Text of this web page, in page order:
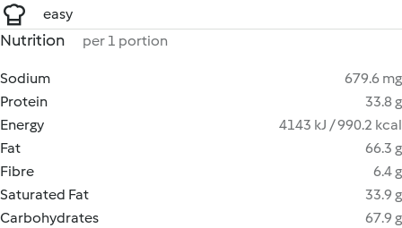
easy
Nutrition per 1 portion
Sodium
679.6 mg
Protein
33.8 g
Energy
4143 kJ / 990.2 kcal
Fat
66.3 g
Fibre
6.4 g
Saturated Fat
33.9 g
Carbohydrates
67.9 g